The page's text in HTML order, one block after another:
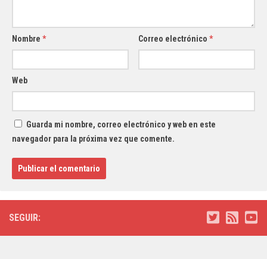
Nombre * Correo electrónico*
Web
Guarda mi nombre, correo electrónico y web en este
navegador para la próxima vez que comente.
SEGUIR: